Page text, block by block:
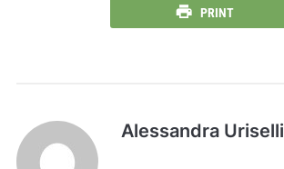
PRINT
Alessandra Uriselli